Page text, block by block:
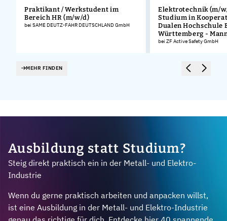
Praktikant / Werkstudent im
Bereich HR (m/w/d)
bei SAME DEUTZ-FAHR DEUTSCHLAND GmbH
Elektrotechnik (m/
Studium in
Dualen Hochschule
Württemberg -
bei ZF Active Safety GmbH
MEHR FINDEN
Ausbildung statt Studium?
Steig direkt praktisch ein in der Metall- und Elektro-
Industrie
Wenn du gerne praktisch arbeiten und anpacken willst,
ist eine Ausbildung in der Metall- und Elektro-Industrie